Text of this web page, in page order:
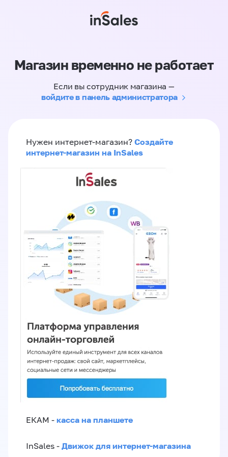
Магазин временно не работает
Если вы сотрудник магазина —
войдите в панель администратора
Нужен интернет-магазин? Создайте
интернет-магазин на InSales
ЕКАМ - касса на планшете
InSales - Движок для интернет-магазина